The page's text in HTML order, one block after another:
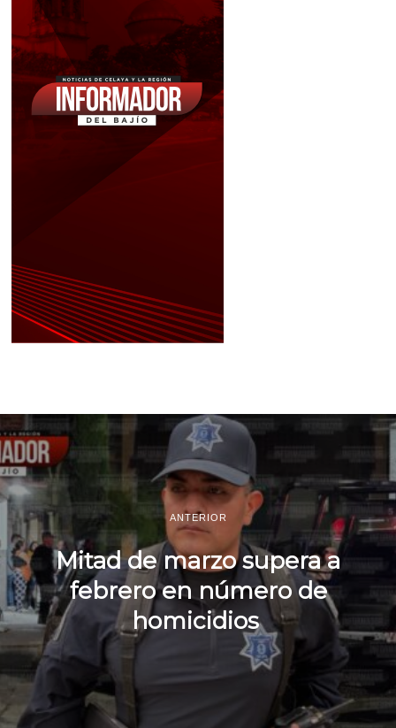
ANTERIOR
Mitad de marzo supera a
febrero en número de
homicidios